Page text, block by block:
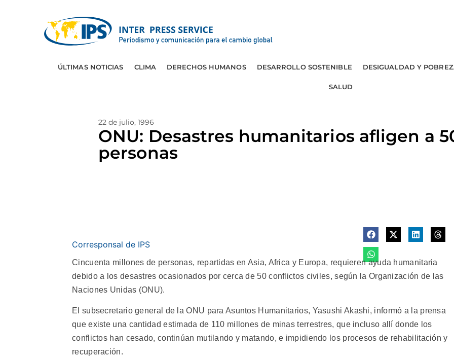
ÚLTIMAS NOTICIAS CLIMA DERECHOS HUMANOS DESARROLLO SOSTENIBLE DESIGUALDAD Y
SALUD
22 de julio, 1996
ONU: Desastres humanitarios afligen a
personas
Corresponsal de IPS
Cincuenta millones de personas, repartidas en Asia, Africa y Europa, requieren ayuda humanitaria
debido a los desastres ocasionados por cerca de 50 conflictos civiles, según la Organización de las
Naciones Unidas (ONU).
El subsecretario general de la ONU para Asuntos Humanitarios, Yasushi Akashi, informó a la prensa
que existe una cantidad estimada de 110 millones de minas terrestres, que incluso allí donde los
conflictos han cesado, continúan mutilando y matando, e impidiendo los procesos de rehabilitación y
recuperación.